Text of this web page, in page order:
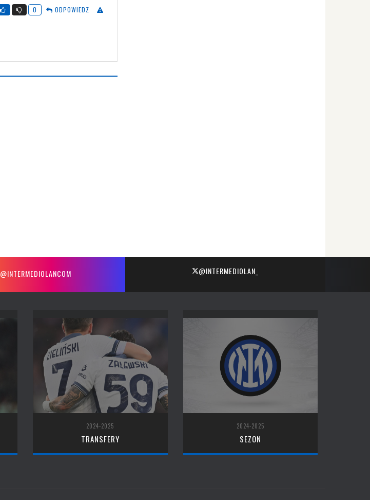
0 ODPOWIEDZ
@INTERMEDIOLANCOM @INTERMEDIOLAN_
2024-2025
TRANSFERY
2024-2025
SEZON